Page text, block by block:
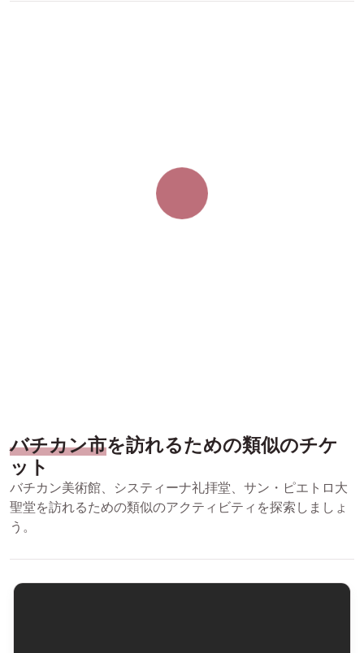
バチカン市を訪れるための類似のチケ
ット
バチカン美術館、システィーナ礼拝堂、サン・ピエトロ大
聖堂を訪れるための類似のアクティビティを探索しましょ
う。